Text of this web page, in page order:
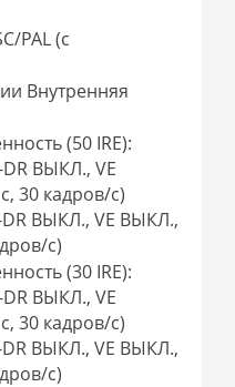
PAL (с
Внутренняя
(50 IRE):
DR ВЫКЛ., VE
30 кадров/с)
DR ВЫКЛ., VE ВЫКЛ.,
с)
(30 IRE):
DR ВЫКЛ., VE
30 кадров/с)
DR ВЫКЛ., VE ВЫКЛ.,
с)